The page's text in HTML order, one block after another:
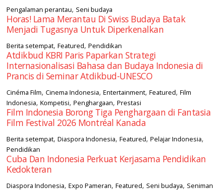
Pengalaman perantau, Seni budaya
Horas! Lama Merantau Di Swiss Budaya Batak
Menjadi Tugasnya Untuk Diperkenalkan
Berita setempat,Featured,Pendidikan
Atdikbud KBRI Paris Paparkan Strategi
Internasionalisasi Bahasa dan Budaya Indonesia di
Prancis di Seminar Atdikbud-UNESCO
Cinéma Film,Cinema Indonesia,Entertainment,Featured,Film
Indonesia,Kompetisi,Penghargaan,Prestasi
Film Indonesia Borong Tiga Penghargaan di Fantasia
Film Festival 2026 Montréal Kanada
Berita setempat,Diaspora Indonesia,Featured,Pelajar Indonesia,
Pendidikan
Cuba Dan Indonesia Perkuat Kerjasama Pendidikan
Kedokteran
Diaspora Indonesia,Expo Pameran,Featured, Seni budaya, Seniman